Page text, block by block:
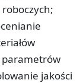
jakości